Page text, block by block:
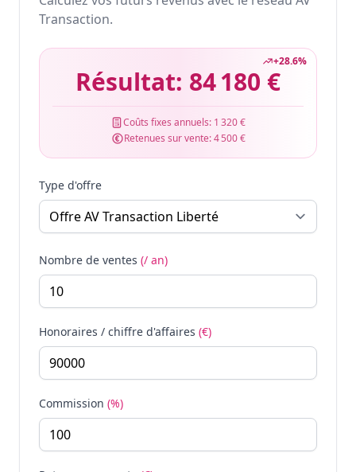
Transaction.
+28.6%
Résultat: 84 180 €
Coûts fixes annuels: 1 320 €
Retenues sur vente:4 500 €
Type d'offre
Nombre de ventes (/ an)
Honoraires / chiffre d'affaires (€)
Commission (%)